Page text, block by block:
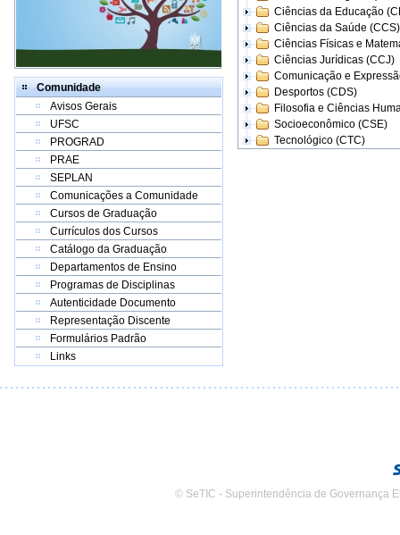
Comunidade
Avisos Gerais
UFSC
PROGRAD
PRAE
SEPLAN
Comunicações a Comunidade
Cursos de Graduação
Currículos dos Cursos
Catálogo da Graduação
Departamentos de Ensino
Programas de Disciplinas
Autenticidade Documento
Representação Discente
Formulários Padrão
Links
Ciências da Educação
Ciências da Saúde (CCS)
Ciências Físicas e
Ciências Jurídicas (CCJ)
Comunicação e
Desportos (CDS)
Filosofia e Ciências
Socioeconômico (CSE)
Tecnológico (CTC)
© SeTIC - Superintendência de Governança